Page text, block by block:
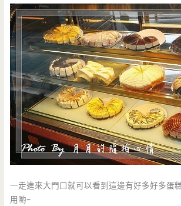
一走進來大門口就可以看到這邊有好多好多蛋
用喲~